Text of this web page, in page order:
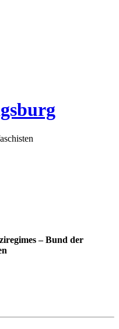
– Bund der